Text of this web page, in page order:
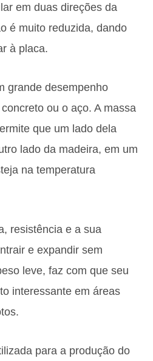
em duas direções da
é muito reduzida, dando
à placa.
grande desempenho
ou o aço. A massa
que um lado dela
lado da madeira, em um
na temperatura
resistência e a sua
e expandir sem
leve, faz com que seu
interessante em áreas
para a produção do